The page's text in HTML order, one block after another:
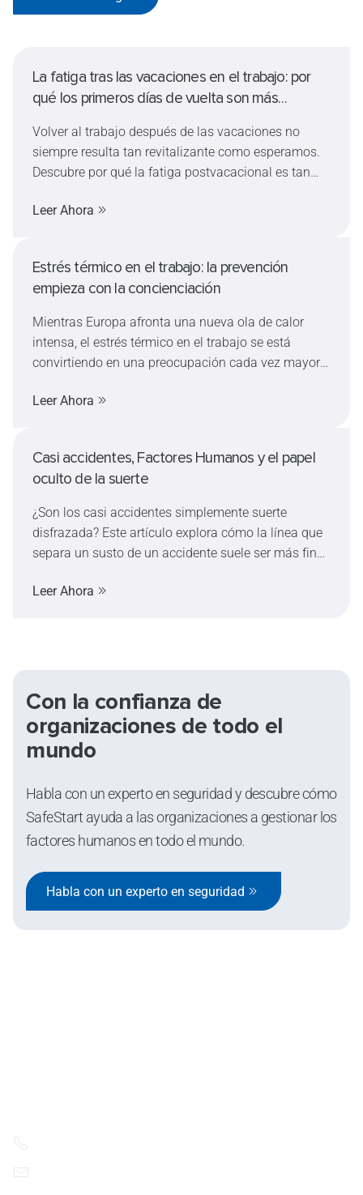
La fatiga tras las vacaciones en el trabajo: por
qué los primeros días de vuelta son más
Volver al trabajo después de las vacaciones no
siempre resulta tan revitalizante como esperamos.
Descubre por qué la fatiga postvacacional es tan
trabajo y qué medidas prácticas pueden facilitar
Leer Ahora
Estrés térmico en el trabajo: la prevención
empieza con la concienciación
Mientras Europa afronta una nueva ola de calor
intensa, el estrés térmico en el trabajo se está
convirtiendo en una preocupación cada vez mayor
trabajadores. Este artículo explica los síntomas y la
afectar a la toma de decisiones y a la seguridad, y
comparte medidas prácticas para reducir los
riesgos en el entorno laboral.
Leer Ahora
Casi accidentes, Factores Humanos y el papel
oculto de la suerte
¿Son los casi accidentes simplemente suerte
disfrazada? Este artículo explora cómo la línea que
separa un susto de un accidente suele ser más fina
los factores humanos y una dosis de suerte.
Leer Ahora
Con la confianza de
organizaciones de todo el
mundo
Habla con un experto en seguridad y descubre cómo
SafeStart ayuda a las organizaciones a gestionar los
factores humanos en todo el mundo.
Habla con un experto en seguridad